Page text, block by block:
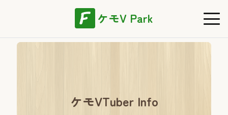
ケモV Park
ケモVTuber Info